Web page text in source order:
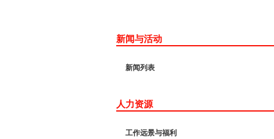
新闻与活动
新闻列表
人力资源
工作远景与福利